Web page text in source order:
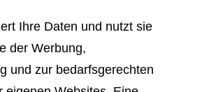
Ihre Daten und nutzt sie
der Werbung,
und zur bedarfsgerechten